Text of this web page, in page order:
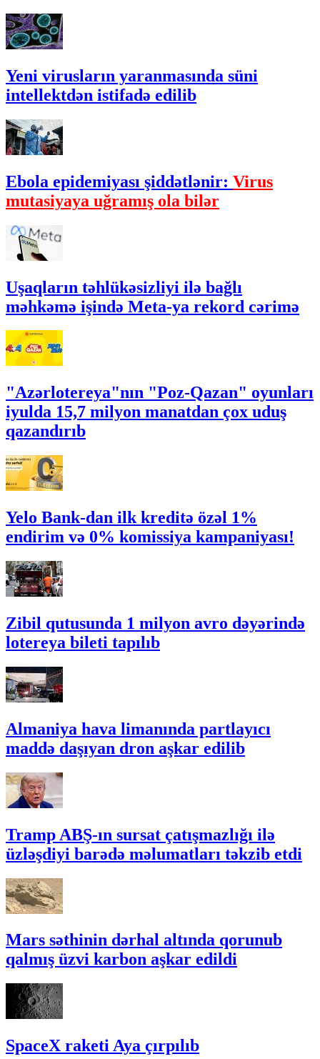
Yeni virusların yaranmasında süni
intellektdən istifadə edilib
Ebola epidemiyası şiddətlənir: Virus
mutasiyaya uğramış ola bilər
Uşaqların təhlükəsizliyi ilə bağlı
məhkəmə işində Meta-ya rekord cərimə
"Azərlotereya"nın "Poz-Qazan" oyunları
iyulda 15,7 milyon manatdan çox uduş
qazandırıb
Yelo Bank-dan ilk kreditə özəl 1%
endirim və 0% komissiya kampaniyası!
Zibil qutusunda 1 milyon avro dəyərində
lotereya bileti tapılıb
Almaniya hava limanında partlayıcı
maddə daşıyan dron aşkar edilib
Tramp ABŞ-ın sursat çatışmazlığı ilə
üzləşdiyi barədə məlumatları təkzib etdi
Mars səthinin dərhal altında qorunub
qalmış üzvi karbon aşkar edildi
SpaceX raketi Aya çırpılıb